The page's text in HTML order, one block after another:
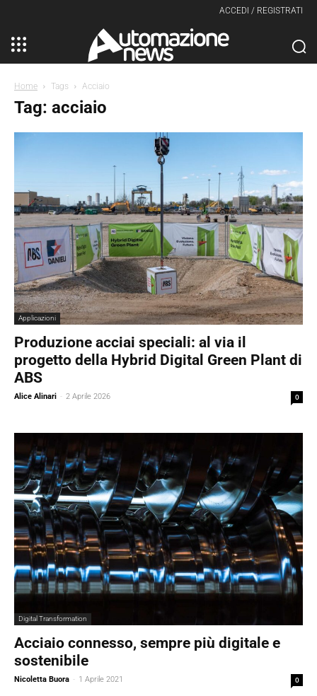
ACCEDI / REGISTRATI
Home Tags Acciaio
Tag: acciaio
Applicazioni
Produzione acciai speciali: al via il
progetto della Hybrid Digital Green Plant di
ABS
Alice Alinari - 2 Aprile 2026 0
Digital Transformation
Acciaio connesso, sempre più digitale e
sostenibile
Nicoletta Buora - 1 Aprile 2021 0